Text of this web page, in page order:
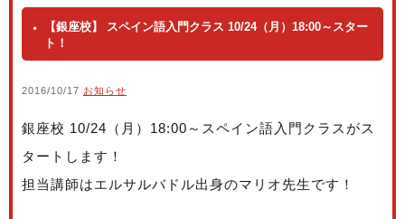
【銀座校】 スペイン語入門クラス 10/24（月）18:00～スター
ト！
2016/10/17 お知らせ
銀座校 10/24（月）18:00～スペイン語入門クラスがス
タートします！
担当講師はエルサルバドル出身のマリオ先生です！